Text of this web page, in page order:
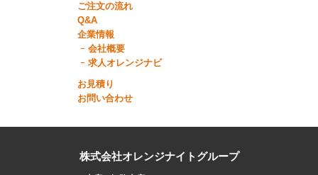
ご注文の流れ
Q&A
企業情報
会社概要
求人オレンジナビ
お見積り
お問い合わせ
株式会社オレンジナイトグループ